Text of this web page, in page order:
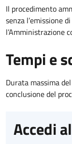
Il procedimento
senza l’emissione
l’Amministrazione
Tempi e
Durata massima
conclusione del
Accedi